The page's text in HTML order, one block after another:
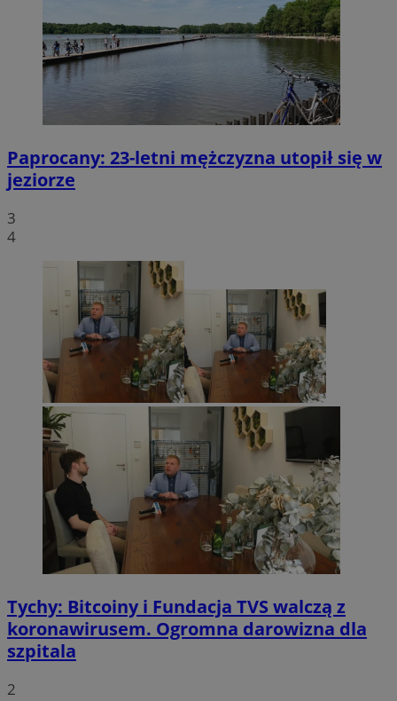
Paprocany: 23-letni mężczyzna utopił się w
jeziorze
3
4
Tychy: Bitcoiny i Fundacja TVS walczą z
koronawirusem. Ogromna darowizna dla
szpitala
2